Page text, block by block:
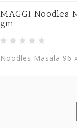
MAGGI Noodles
gm
Noodles Masala 96